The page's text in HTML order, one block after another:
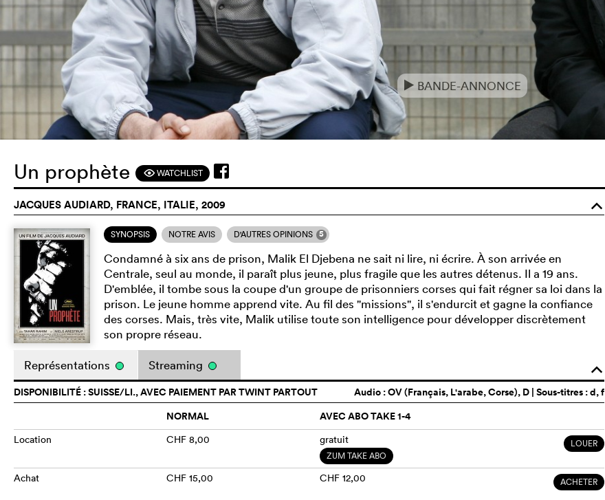
e BANDE-ANNONCE
Un prophète FWATCHLIST
JACQUES AUDIARD, FRANCE, ITALIE, 2009 o
SYNOPSIS NOTRE AVIS D'AUTRES OPINIONS 5
Condamné à six ans de prison, Malik El Djebena ne sait ni lire, ni écrire. À son arrivée en
Centrale, seul au monde, il paraît plus jeune, plus fragile que les autres détenus. Il a 19 ans.
D'emblée, il tombe sous la coupe d'un groupe de prisonniers corses qui fait régner sa loi dans la
prison. Le jeune homme apprend vite. Au fil des "missions", il s'endurcit et gagne la confiance
des corses. Mais, très vite, Malik utilise toute son intelligence pour développer discrètement
son propre réseau.
o
Représentations Streaming
Audio :OV (Français, L'arabe, Corse), D | Sous-titres : d, f
DISPONIBILITÉ : SUISSE/LI., AVEC PAIEMENT PAR TWINT PARTOUT
NORMAL
AVEC ABO TAKE 1-4
Location CHF 8,00 gratuit
ZUM TAKE ABO
LOUER
Achat CHF 15,00 CHF 12,00 ACHETER